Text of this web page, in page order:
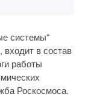
системы“
в состав
работы
Роскосмоса.